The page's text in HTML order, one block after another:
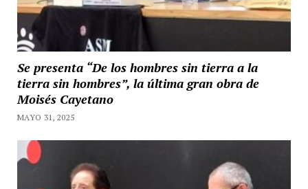
Se presenta “De los hombres sin tierra a la
tierra sin hombres”, la última gran obra de
Moisés Cayetano
MAYO 31, 2025